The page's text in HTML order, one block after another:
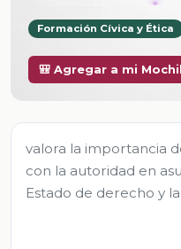
Formación Cívica y Ética
🎒 Agregar a mi
valora la importancia
con la autoridad en
Estado de derecho y